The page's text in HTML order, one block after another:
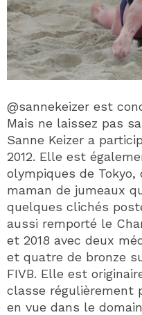
@sannekeizer est
Mais ne laissez pas
Sanne Keizer a
2012. Elle est
olympiques de
maman de jumeaux
quelques clichés
aussi remporté le
et 2018 avec deux
et quatre de bronze
FIVB. Elle est
classe régulièrement
en vue dans le